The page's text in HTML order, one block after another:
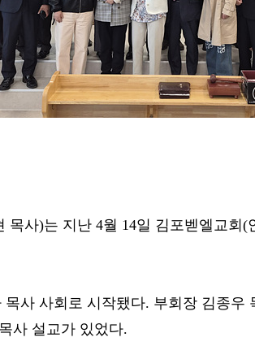
목사)는 지난 4월 14일 김포벧엘교회(
목사 사회로 시작됐다. 부회장 김종우
사 설교가 있었다.